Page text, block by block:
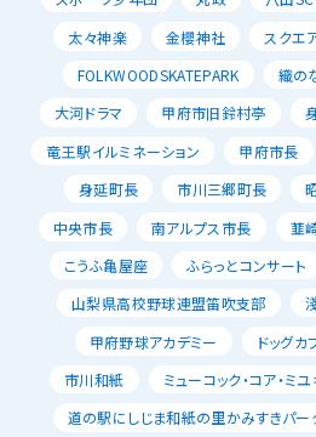
太々神楽
金櫻神社 スクエ
FOLKWOODSKATEPARK
織の
大河ドラマ
甲府市旧鈴村亭
竜王駅イルミネーション
甲府市長
身延町長
市川三郷町長
中央市長
南アルプス市長 韮
こうふ亀屋座
ふらっとコンサート
山梨県高校野球連盟笛吹支部
甲府野球アカデミー
ドッグカ
市川和紙
ミューコック・コア・ミ
道の駅にしじま和紙の里かみすきパー